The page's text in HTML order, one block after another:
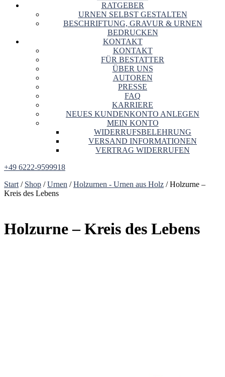
RATGEBER
URNEN SELBST GESTALTEN
BESCHRIFTUNG, GRAVUR & URNEN
BEDRUCKEN
KONTAKT
KONTAKT
FÜR BESTATTER
ÜBER UNS
AUTOREN
PRESSE
FAQ
KARRIERE
NEUES KUNDENKONTO ANLEGEN
MEIN KONTO
WIDERRUFSBELEHRUNG
VERSAND INFORMATIONEN
VERTRAG WIDERRUFEN
+49 6222-9599918
Start / Shop /Urnen /Holzurnen - Urnen aus Holz / Holzurne –
Kreis des Lebens
Holzurne – Kreis des Lebens